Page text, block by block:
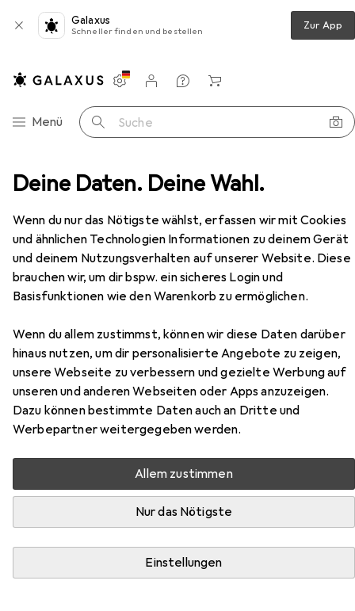
Deine Daten. Deine Wahl.
Wenn du nur das Nötigste wählst, erfassen wir mit Cookies
und ähnlichen Technologien Informationen zu deinem Gerät
und deinem Nutzungsverhalten auf unserer Website. Diese
brauchen wir, um dir bspw. ein sicheres Login und
Basisfunktionen wie den Warenkorb zu ermöglichen.
Wenn du allem zustimmst, können wir diese Daten darüber
hinaus nutzen, um dir personalisierte Angebote zu zeigen,
unsere Webseite zu verbessern und gezielte Werbung auf
unseren und anderen Webseiten oder Apps anzuzeigen.
Dazu können bestimmte Daten auch an Dritte und
Werbepartner weitergegeben werden.
Allem zustimmen
Nur das Nötigste
Einstellungen
Galaxus
Schneller finden und bestellen Zur App
Navigation nach Kategorien
Menü Suche
Einstellungen
Kundenkonto
Vergleichslisten
Merklisten
Warenkorb
Küchenwaage Terraillon Smart USB
EUR
35,63
TerraillonSmart USB
Zubehör für Terraillon Smart USB
Hier findest du passendes Zubehör zum Produkt Terraillon
Smart USB aus der Kategorie Backpapier.
Relevanz
Produktliste
EUR
7,89
XavaxMatte Dauerbackfolie, zuschneidbar,
40 x 33 cm